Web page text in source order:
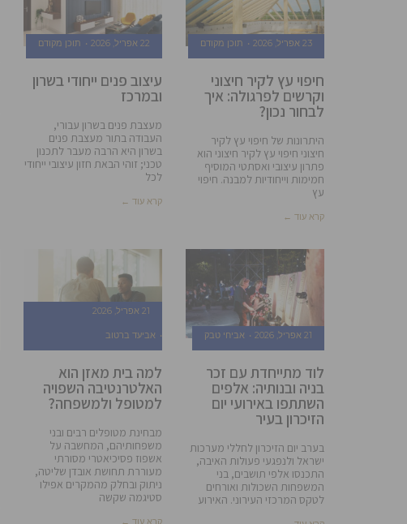
23 אפריל, 2026 תוכן מקודם
חיפוי עץ לקיר חיצוני
וקרשים לפרגולה: איך
לבחור נכון?
היתרונות של חיפוי עץ לקיר
חיצוני חיפוי עץ לקיר חיצוני הוא
פתרון עיצובי ואסתטי המוסיף
חמימות וייחודיות למבנה. חיפוי
עץ
קרא עוד ←
22 אפריל, 2026 תוכן מקודם
עיצוב פנים ייחודי בשרון
ובמרכז
מעצבת פנים בשרון עבורי,
העבודה בתור מעצבת פנים
בשרון היא הרבה מעבר לתכנון
טכני; זוהי הבאת חזון עיצובי ייחודי
לכל
קרא עוד ←
21 אפריל, 2026 אביחי טבק
לוד מתייחדת עם זכר
בניה ובנותיה: אלפים
השתתפו באירועי יום
הזיכרון בעיר
בערב יום הזיכרון לחללי מערכות
ישראל ולנפגעי פעולות האיבה,
התכנסו אלפי תושבים, בני
המשפחות השכולות ואורחים
לטקס המרכזי העירוני. האירוע
21 אפריל, 2026
אביעד ברטוב
למה בית מאזן הוא
האלטרנטיבה השפויה
למטופל ולמשפחה?
מבחינת מטופלים רבים ובני
משפחותיהם, המחשבה על
אשפוז פסיכיאטרי מסורתי
מעוררת תחושת אובדן שליטה,
ניתוק ובחלק מהמקרים אפילו
סטיגמה שקשה
קרא עוד ←